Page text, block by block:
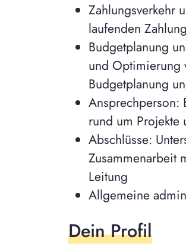
Zahlungsverkehr
laufenden
Budgetplanung
und Optimierung
Budgetplanung
Ansprechperson:
rund um Projekte
Abschlüsse:
Zusammenarbeit
Leitung
Allgemeine
Dein Profil